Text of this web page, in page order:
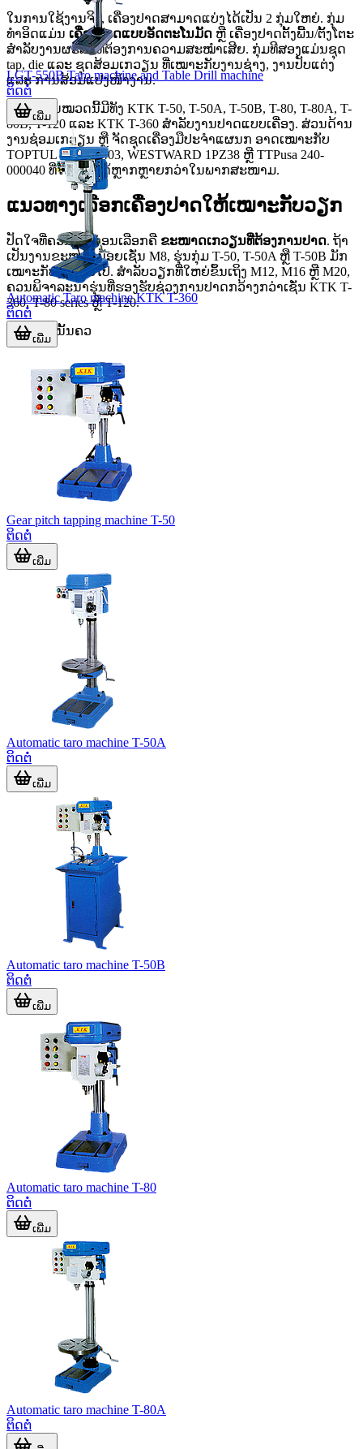
ໃນການໃຊ້ງານຈິງ, ເຄື່ອງປາດສາມາດແບ່ງໄດ້ເປັນ 2 ກຸ່ມໃຫຍ່. ກຸ່ມ
ທໍາອິດແມ່ນ ເຄື່ອງປາດແບບອັດຕະໂນມັດ ຫຼື ເຄື່ອງປາດຕັ້ງພື້ນ/ຕັ້ງໂຕະ
ສໍາລັບງານຜະລິດທີ່ຕ້ອງການຄວາມສະໝໍາເສີຍ. ກຸ່ມທີສອງແມ່ນຊຸດ
tap, die ແລະ ຊຸດສ້ອມເກວຽນ ທີ່ເໝາະກັບງານຊ່າງ, ງານປັບແຕ່ງ
ແລະ ການສ້ອມແປງໜ້າງານ.
ຕົວຢ່າງໃນໝວດນີ້ມີທັງ KTK T-50, T-50A, T-50B, T-80, T-80A, T-
80B, T-120 ແລະ KTK T-360 ສໍາລັບງານປາດແບບເຄື່ອງ. ສ່ວນດ້ານ
ງານຊ່ອມເກວຽນ ຫຼື ຈັດຊຸດເຄື່ອງມືປະຈໍາແຜນກ ອາດເໝາະກັບ
TOPTUL JGEW2403, WESTWARD 1PZ38 ຫຼື TTPusa 240-
000040 ທີ່ໃຊ້ງານໄດ້ຫຼາກຫຼາຍກວ່າໃນພາກສະໜາມ.
ແນວທາງເລືອກເຄື່ອງປາດໃຫ້ເໝາະກັບວຽກ
ປັດໃຈທີ່ຄວນເບິ່ງກ່ອນເລືອກຄື ຂະໜາດເກວຽນທີ່ຕ້ອງການປາດ. ຖ້າ
ເປັນງານຂະໜາດນ້ອຍເຊັ່ນ M8, ຮຸ່ນກຸ່ມ T-50, T-50A ຫຼື T-50B ມັກ
ເໝາະກັບງານທົ່ວໄປ. ສໍາລັບວຽກທີ່ໃຫຍ່ຂຶ້ນເຖິງ M12, M16 ຫຼື M20,
ຄວນພິຈາລະນາຮຸ່ນທີ່ຮອງຮັບຊ່ວງການປາດກວ້າງກວ່າເຊັ່ນ KTK T-
360, T-80 series ຫຼື T-120.
ນອກຈາກນັ້ນຄວ
LGT-550B Taro machine and Table Drill machine
ຕິດຕໍ່
ເພີ່ມ
Automatic Taro machine KTK T-360
ຕິດຕໍ່
ເພີ່ມ
Gear pitch tapping machine T-50
ຕິດຕໍ່
ເພີ່ມ
Automatic taro machine T-50A
ຕິດຕໍ່
ເພີ່ມ
Automatic taro machine T-50B
ຕິດຕໍ່
ເພີ່ມ
Automatic taro machine T-80
ຕິດຕໍ່
ເພີ່ມ
Automatic taro machine T-80A
ຕິດຕໍ່